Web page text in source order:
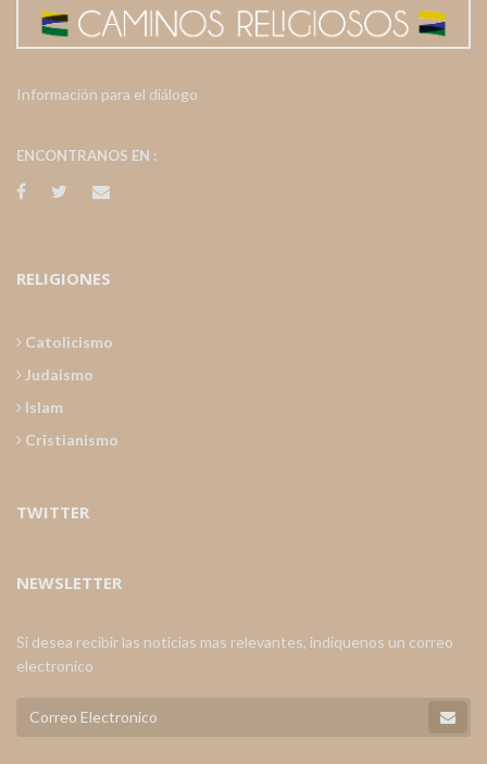
Información para el diálogo
ENCONTRANOS EN :
RELIGIONES
Catolicismo
Judaismo
Islam
Cristianismo
TWITTER
NEWSLETTER
Si desea recibir las noticias mas relevantes, indiquenos un correo
electronico